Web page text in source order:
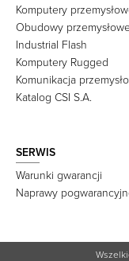
Komputery
Obudowy
Industrial Flash
Komputery Rugged
Komunikacja
Katalog CSI S.A.
SERWIS
Warunki gwarancji
Naprawy